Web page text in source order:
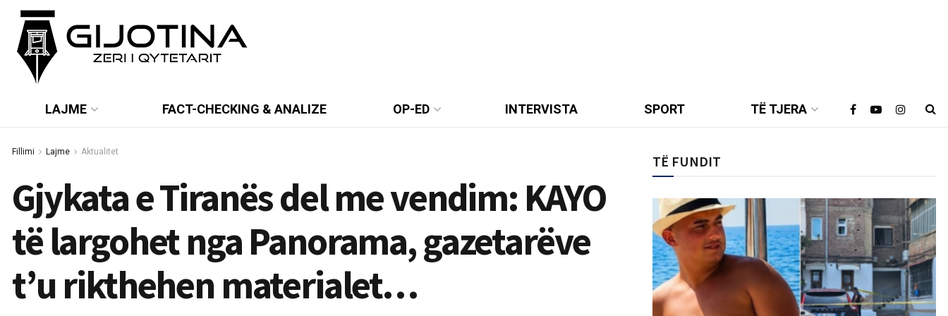
LAJME FACT-CHECKING & ANALIZE OP-ED INTERVISTA SPORT TË TJERA
Fillimi Lajme Aktualitet
Gjykata e Tiranës del me vendim: KAYO
të largohet nga Panorama, gazetarëve
t’u rikthehen materialet…
TË FUNDIT